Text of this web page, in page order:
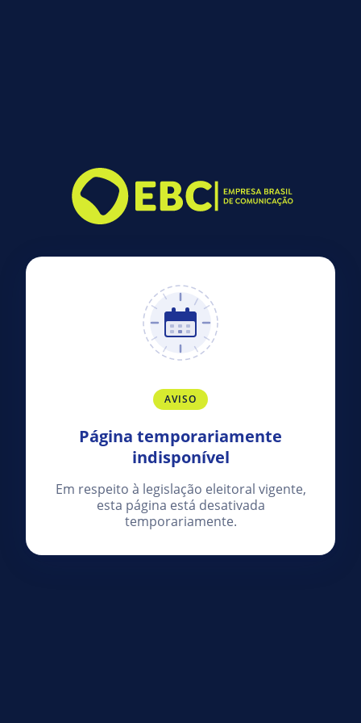
AVISO
Página temporariamente
indisponível
Em respeito à legislação eleitoral vigente,
esta página está desativada
temporariamente.